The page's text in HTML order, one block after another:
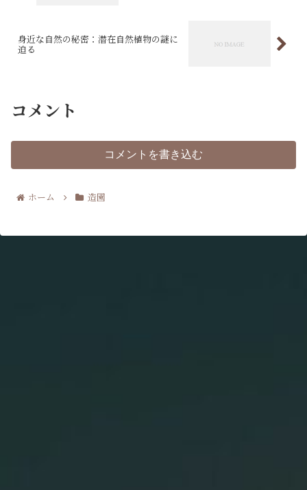
身近な自然の秘密：潜在自然植物の謎に
迫る
コメント
コメントを書き込む
ホーム 造園